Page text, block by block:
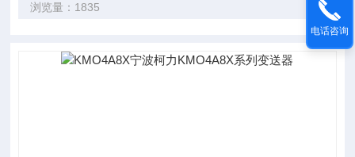
浏览量：1835
电话咨询